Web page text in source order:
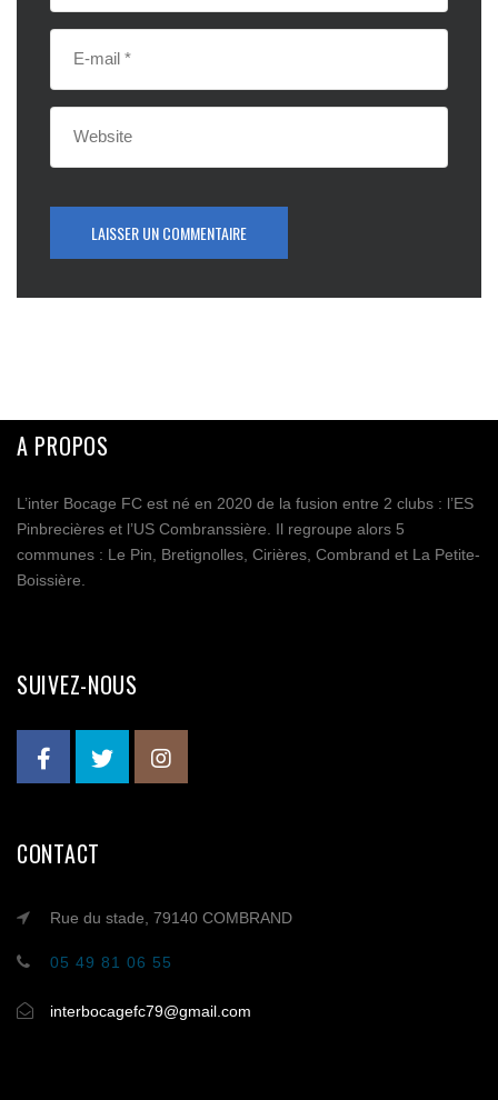
A PROPOS
L’inter Bocage FC est né en 2020 de la fusion entre 2 clubs : l’ES
Pinbrecières et l’US Combranssière. Il regroupe alors 5
communes : Le Pin, Bretignolles, Cirières, Combrand et La Petite-
Boissière.
SUIVEZ-NOUS
CONTACT
Rue du stade, 79140 COMBRAND
05 49 81 06 55
interbocagefc79@gmail.com